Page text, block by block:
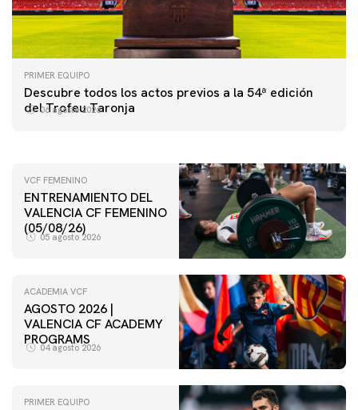
PRIMER EQUIPO
Descubre todos los actos previos a la 54ª edición
del Trofeu Taronja
06 agosto 2026
PRIMER EQUIPO
ENTRENAMIENTO MATINAL DEL VALENCIA CF
5/8/2026
VCF FEMENINO
ENTRENAMIENTO DEL
VALENCIA CF FEMENINO
(05/08/26)
05 agosto 2026
ACADEMIA VCF
AGOSTO 2026 |
VALENCIA CF ACADEMY
PROGRAMS
04 agosto 2026
PRIMER EQUIPO